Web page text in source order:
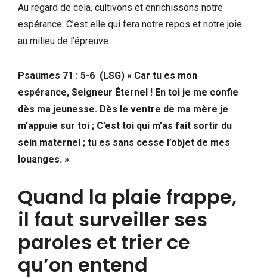
Au regard de cela, cultivons et enrichissons notre
espérance. C’est elle qui fera notre repos et notre joie
au milieu de l’épreuve.
Psaumes 71 : 5-6 (LSG) « Car tu es mon
espérance, Seigneur Éternel ! En toi je me confie
dès ma jeunesse. Dès le ventre de ma mère je
m’appuie sur toi ; C’est toi qui m’as fait sortir du
sein maternel ; tu es sans cesse l’objet de mes
louanges. »
Quand la plaie frappe,
il faut surveiller ses
paroles et trier ce
qu’on entend